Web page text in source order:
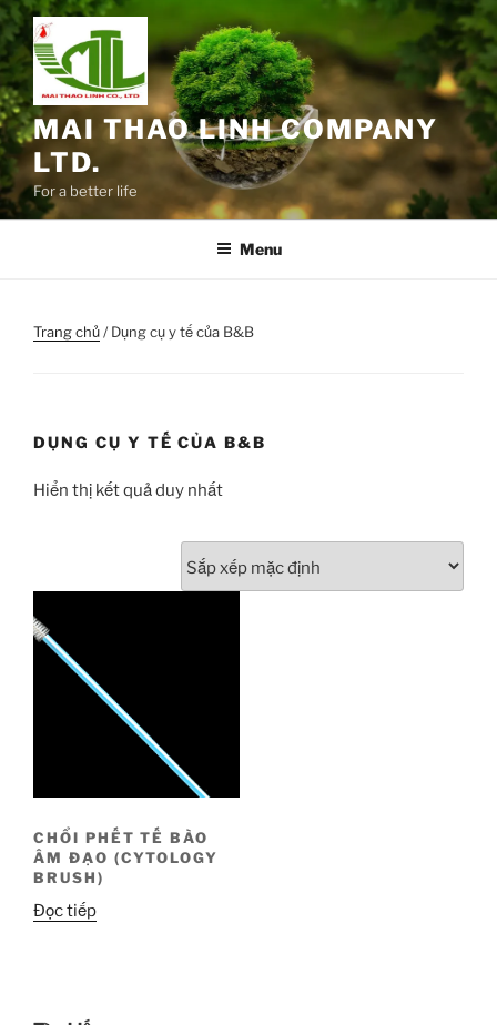
Chuyển
đến
phần
nội
dungMAI THAO LINH COMPANY
LTD.
For a better life
Menu
Trang chủ/ Dụng cụ y tế của B&B
DỤNG CỤ Y TẾ CỦA B&B
Hiển thị kết quả duy nhất
CHỔI PHẾT TẾ BÀO
ÂM ĐẠO (CYTOLOGY
BRUSH)
Đọc tiếp